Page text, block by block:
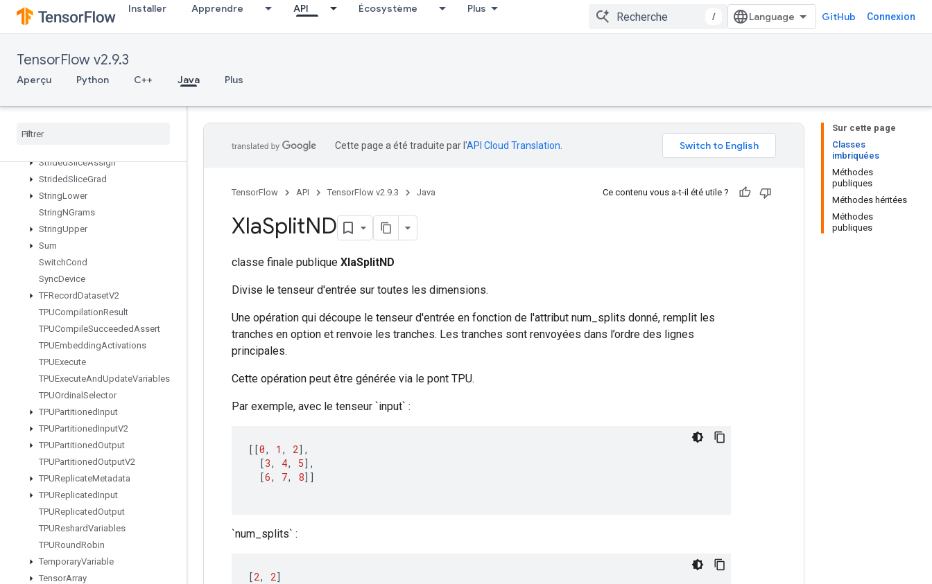
Installer Apprendre API Écosystème Plus
/ GitHub Connexion
TensorFlow v2.9.3
Aperçu Python C++ Java Plus
StatelessSampleDistortedBoundingBox
StatelessShuffle
StatelessTruncatedNormalV2
StatsAggregatorHandleV2
StatsAggregatorSetSummaryWrit
StridedSliceAssign
StridedSliceGrad
StringLower
StringNGrams
StringUpper
Sum
SwitchCond
SyncDevice
TFRecordDatasetV2
TPUCompilationResult
TPUCompileSucceededAssert
TPUEmbeddingActivations
TPUExecute
TPUExecuteAndUpdateVariables
TPUOrdinal Selector
TPUPartitionedInput
TPUPartitionedInputV2
TPUPartitionedOutput
TPUPartitionedOutputV2
TPUReplicateMetadata
TPUReplicatedInput
TPUReplicatedOutput
TPUReshardVariables
TPURoundRobin
TemporaryVariable
TensorArray
Sur cette page
Classes
imbriquées
Méthodes
publiques
Méthodes héritées
Méthodes
publiques
Cette page a été traduite par l'API Cloud Translation
TensorFlow API TensorFlow v2.9.3 Java Ce contenu vous a-t-il été utile ?
XlaSplitND
classe finale publique XlaSplitND
Divise le tenseur d'entrée sur toutes les dimensions.
Une opération qui découpe le tenseur d'entrée en fonction de l'attribut num_splits donné, remplit les
tranches en option et renvoie les tranches. Les tranches sont renvoyées dans l’ordre des lignes
principales.
Cette opération peut être générée via le pont TPU.
Par exemple, avec le tenseur `input` :
[[0, 1 , 2] ,
[3, 4, 5] ,
[6, 7, 8]]
`num_splits` :
[2, 2]